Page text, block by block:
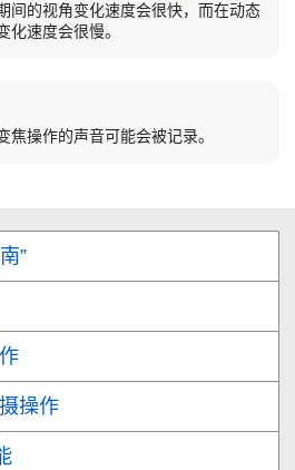
间的视角变化速度会很快，而在动态
化速度会很慢。
焦操作的声音可能会被记录。
”
操作